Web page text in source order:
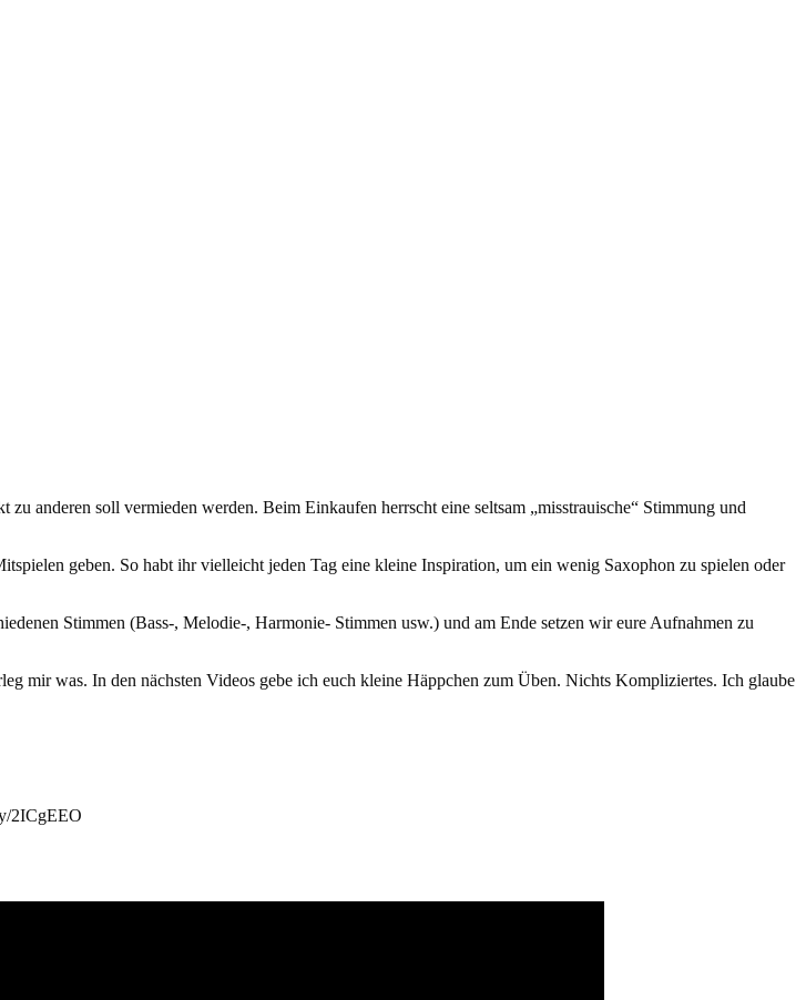
anderen soll vermieden werden. Beim Einkaufen herrscht eine seltsam „misstrauische“ Stimmung und
geben. So habt ihr vielleicht jeden Tag eine kleine Inspiration, um ein wenig Saxophon zu spielen oder
Stimmen (Bass-, Melodie-, Harmonie- Stimmen usw.) und am Ende setzen wir eure Aufnahmen zu
mir was. In den nächsten Videos gebe ich euch kleine Häppchen zum Üben. Nichts Kompliziertes. Ich glaube
2ICgEEO